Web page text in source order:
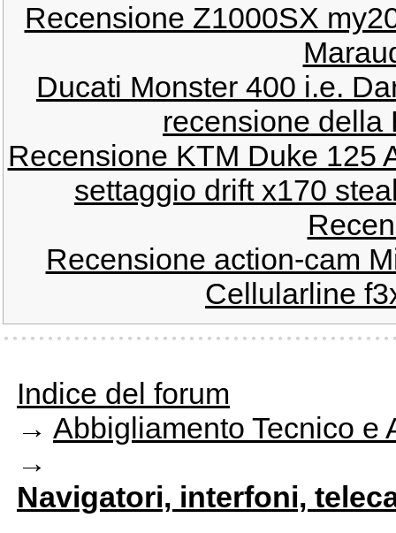
Recensione Z1000SX
Ducati Monster 400 i.e.
recensione della
Recensione KTM Duke 125
settaggio drift x170
Recensione action-cam
Cellularline
Indice del forum
→ Abbigliamento Tecnico e
→
Navigatori, interfoni,